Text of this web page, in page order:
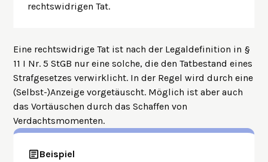
rechtswidrigen Tat.
Eine rechtswidrige Tat ist nach der Legaldefinition in §
11 I Nr. 5 StGB nur eine solche, die den Tatbestand eines
Strafgesetzes verwirklicht. In der Regel wird durch eine
(Selbst-)Anzeige vorgetäuscht. Möglich ist aber auch
das Vortäuschen durch das Schaffen von
Verdachtsmomenten.
Beispiel